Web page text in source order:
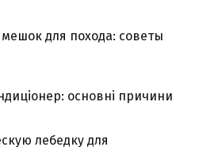
для похода: советы
основні причини
лебедку для